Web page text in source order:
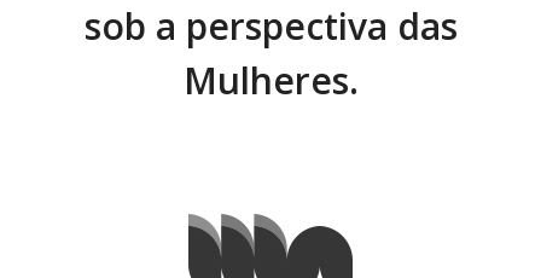
sob a perspectiva das
Mulheres.